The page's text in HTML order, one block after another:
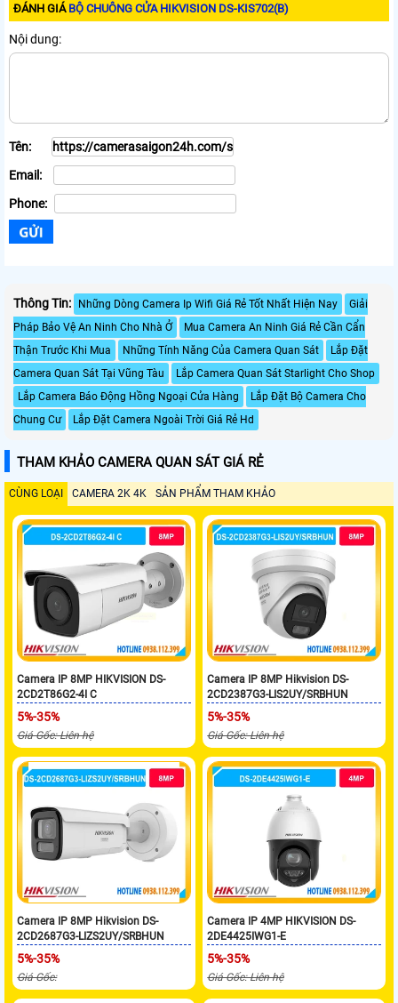
ĐÁNH GIÁ BỘ CHUÔNG CỬA HIKVISION DS-KIS702(B)
Nội dung:
Tên:
Email:
Phone:
Thông Tin: Những Dòng Camera Ip Wifi Giá Rẻ Tốt Nhất Hiện Nay
Giải
Pháp Bảo Vệ An Ninh Cho Nhà Ở
Mua Camera An Ninh Giá Rẻ Cần Cẩn
Thận Trước Khi Mua
Những Tính Năng Của Camera Quan Sát
Lắp Đặt
Camera Quan Sát Tại Vũng Tàu
Lắp Camera Quan Sát Starlight Cho Shop
Lắp Camera Báo Động Hồng Ngoại Cửa Hàng
Lắp Đặt Bộ Camera Cho
Chung Cư
Lắp Đặt Camera Ngoài Trời Giá Rẻ Hd
THAM KHẢO CAMERA QUAN SÁT GIÁ RẺ
CÙNG LOẠI CAMERA 2K 4K SẢN PHẨM THAM KHẢO
Camera IP 8MP HIKVISION DS-
2CD2T86G2-4I C
5%-35%
Giá Gốc: Liên hệ
Camera IP 8MP Hikvision DS-
2CD2387G3-LIS2UY/SRBHUN
5%-35%
Giá Gốc: Liên hệ
Camera IP 8MP Hikvision DS-
2CD2687G3-LIZS2UY/SRBHUN
5%-35%
Giá Gốc:
Camera IP 4MP HIKVISION DS-
2DE4425IWG1-E
5%-35%
Giá Gốc: Liên hệ